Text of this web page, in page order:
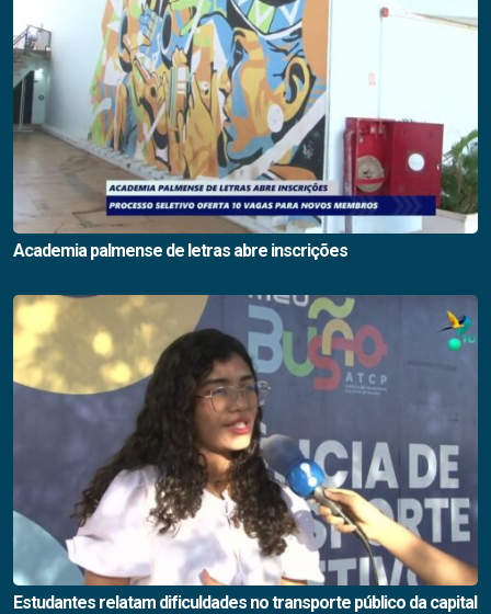
Academia palmense de letras abre inscrições
Estudantes relatam dificuldades no transporte público da capital